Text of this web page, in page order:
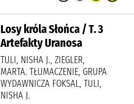
Losy króla Słońca / T. 3
Artefakty Uranosa
TULI, NISHA J., ZIEGLER,
MARTA. TŁUMACZENIE, GRUPA
WYDAWNICZA FOKSAL, TULI,
NISHA J.